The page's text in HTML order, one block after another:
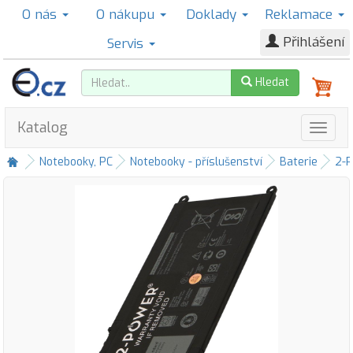
O nás O nákupu Doklady
Reklamace
Servis
Přihlášení
Hledat
Katalog
Notebooky, PC Notebooky - příslušenství Baterie 2-